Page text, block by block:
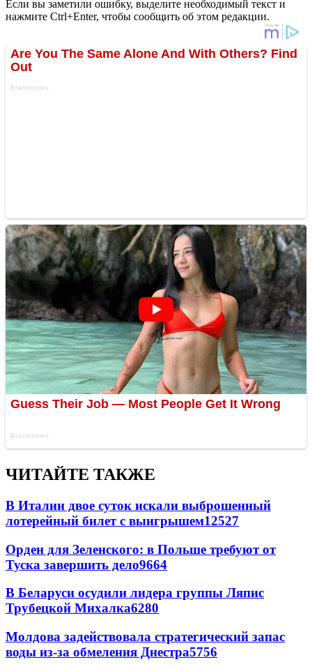
Если вы заметили ошибку, выделите необходимый текст и
нажмите Ctrl+Enter, чтобы сообщить об этом редакции.
ЧИТАЙТЕ ТАКЖЕ
В Италии двое суток искали выброшенный
лотерейный билет с выигрышем12527
Орден для Зеленского: в Польше требуют от
Туска завершить дело9664
В Беларуси осудили лидера группы Ляпис
Трубецкой Михалка6280
Молдова задействовала стратегический запас
воды из-за обмеления Днестра5756